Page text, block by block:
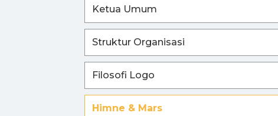
Ketua Umum
Struktur Organisasi
Filosofi Logo
Himne & Mars